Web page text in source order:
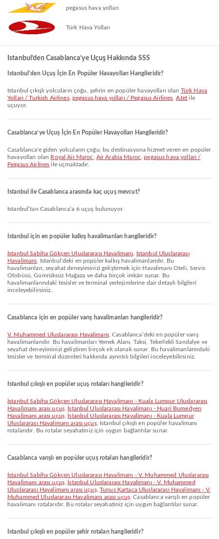
pegasus hava yolları
Türk Hava Yolları
Istanbul’den Casablanca’ye Uçuş Hakkında SSS
Istanbul'den Uçuş İçin En Popüler Havayolları Hangileridir?
Istanbul çıkışlı yolcuların çoğu, şehrin en popüler havayolları olan Türk Hava
Yolları / Turkish Airlines, pegasus hava yolları / Pegasus Airlines AJet ile
uçuyor.
Casablanca’ye Uçuş İçin En Popüler Havayolları Hangileridir?
Casablanca'e giden yolcuların çoğu, bu destinasyona hizmet veren en popüler
havayolları olan Royal Air Maroc Air Arabia Maroc ,pegasus hava yolları /
Pegasus Airlines ile uçmaktadır.
Istanbul ile Casablanca arasında kaç uçuş mevcut?
Istanbul’tan Casablanca’a 6 uçuş bulunuyor.
Istanbul için en popüler kalkış havalimanları hangileridir?
İstanbul Sabiha Gökçen Uluslararası Havalimanı
İstanbul Uluslararası
Havalimanı
, Istanbul’deki en popüler kalkış havalimanlarıdır. Bu
havalimanları, seyahat deneyiminizi geliştirmek için Havalimanı Oteli, Servis
Otobüsü, Gümrüksüz Mağaza ve daha birçok imkân sunar. Bu
havalimanlarındaki tesisler ve terminal yerleşimlerine dair detaylı bilgileri
inceleyebilirsiniz.
Casablanca için en popüler varış havalimanları hangileridir?
V. Muhammed Uluslararası Havalimanı , Casablanca’deki en popüler varış
havalimanlarıdır. Bu havalimanları Yemek Alanı, Taksi, Tekerlekli Sandalye ve
seyahat deneyiminizi geliştiren birçok ek olanak sunar. Bu havalimanlarındaki
tesisler ve terminal düzenleri hakkında ayrıntılı bilgileri inceleyebilirsiniz.
Istanbul çıkışlı en popüler uçuş rotaları hangileridir?
İstanbul Sabiha Gökçen Uluslararası Havalimanı - Kuala Lumpur Uluslararası
Havalimanı arası uçuş, İstanbul Uluslararası Havalimanı - Huari Bumedyen
Havalimanı arası uçuş, İstanbul Uluslararası Havalimanı - Kuala Lumpur
Uluslararası Havalimanı arası uçuş, Istanbul çıkışlı en popüler havalimanı
rotalarıdır. Bu rotalar seyahatiniz için uygun bağlantılar sunar.
Casablanca varışlı en popüler uçuş rotaları hangileridir?
İstanbul Sabiha Gökçen Uluslararası Havalimanı - V. Muhammed Uluslararası
Havalimanı arası uçuş, İstanbul Uluslararası Havalimanı - V. Muhammed
Uluslararası Havalimanı arası uçuş,Tunus Kartaca Uluslararası Havalimanı - V.
Muhammed Uluslararası Havalimanı arası uçuş , Casablanca varışlı en popüler
havalimanı rotalarıdır. Bu rotalar seyahatiniz için uygun bağlantılar sunar.
Istanbul çıkışlı en popüler şehir rotaları hangileridir?